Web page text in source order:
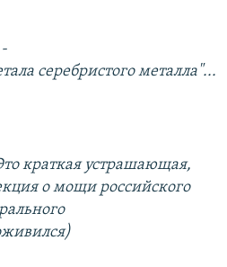
серебристого металла"...
краткая устрашающая,
о мощи российского